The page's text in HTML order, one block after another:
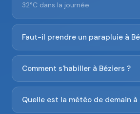
32°C dans la journée.
Faut-il prendre un parapluie à
Comment s'habiller à Béziers ?
Quelle est la météo de demain à